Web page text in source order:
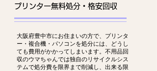
プリンター無料処分・格安回収
大阪府豊中市にお住まいの方で、プリンタ
ー・複合機・パソコンを処分には、どうし
ても費用がかかってしまいます。不用品回
収のウマちゃんでは独自のリサイクルシス
テムで処分費を限界まで削減し、出来る限